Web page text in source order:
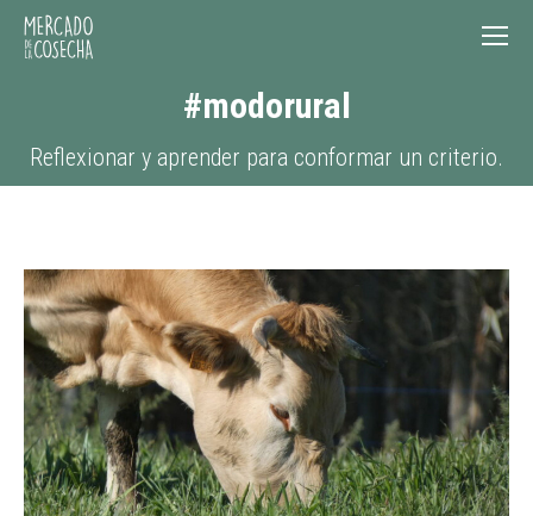
#modorural
Reflexionar y aprender para conformar un criterio.